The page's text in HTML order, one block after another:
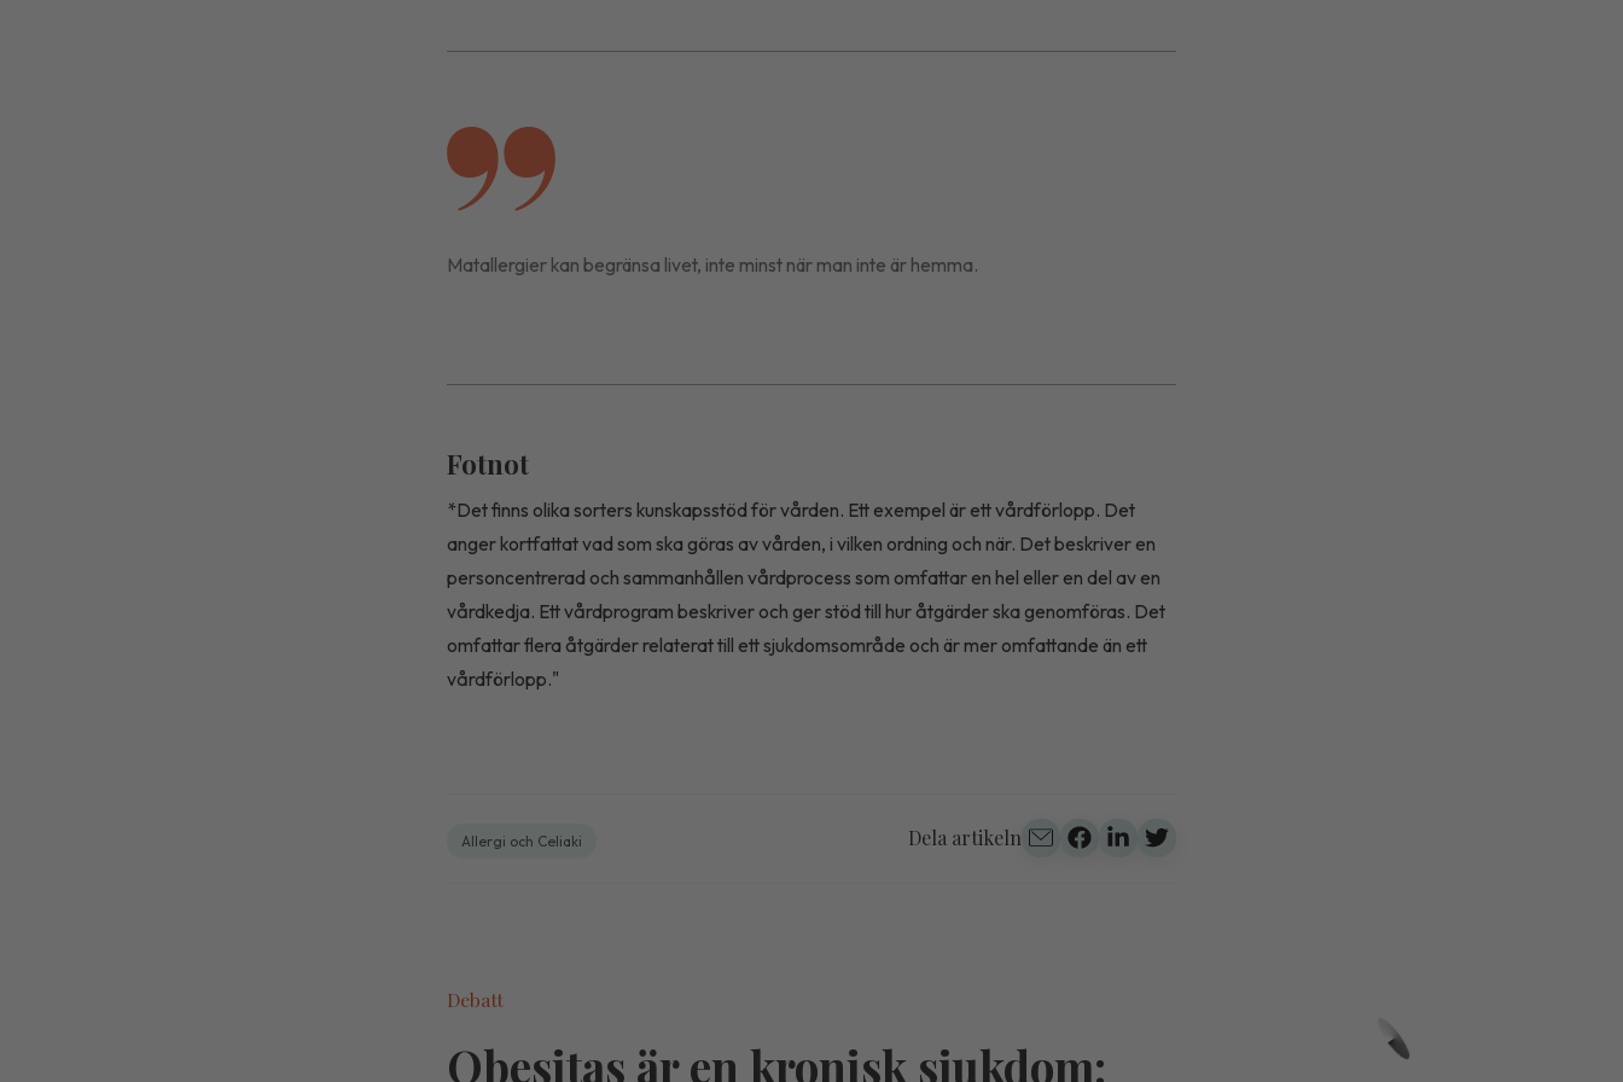
Matallergier kan begränsa livet, inte minst när man inte är hemma.
Fotnot
*Det finns olika sorters kunskapsstöd för vården. Ett exempel är ett vårdförlopp. Det
anger kortfattat vad som ska göras av vården, i vilken ordning och när. Det beskriver en
personcentrerad och sammanhållen vårdprocess som omfattar en hel eller en del av en
vårdkedja. Ett vårdprogram beskriver och ger stöd till hur åtgärder ska genomföras. Det
omfattar flera åtgärder relaterat till ett sjukdomsområde och är mer omfattande än ett
vårdförlopp."
Allergi och Celiaki Dela artikeln
Debatt
Obesitas är en kronisk sjukdom: